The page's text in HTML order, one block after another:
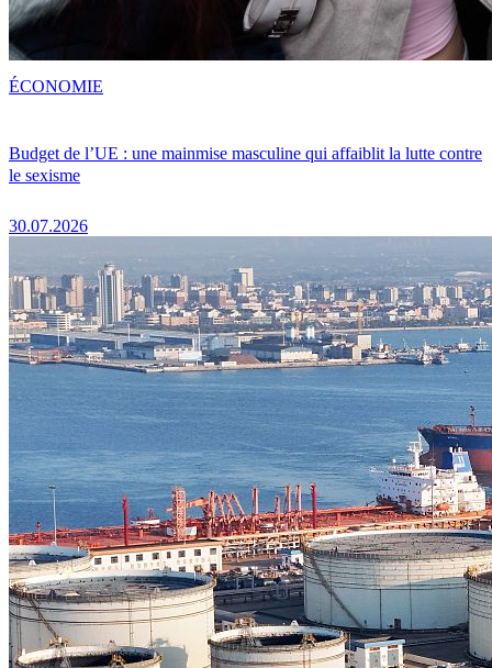
Budget de l’UE : une mainmise masculine qui affaiblit la lutte contre
le sexisme
30.07.2026
ÉCONOMIE